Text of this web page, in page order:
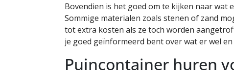
Bovendien is het goed om te kijken naar wat
Sommige materialen zoals stenen of zand
tot extra kosten als ze toch worden
je goed geïnformeerd bent over wat er wel
Puincontainer huren